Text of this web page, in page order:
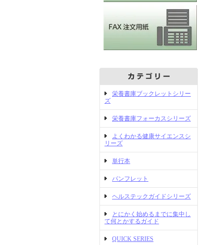
栄養書庫ブックレットシリー
ズ
栄養書庫フォーカスシリーズ
よくわかる健康サイエンスシ
リーズ
単行本
パンフレット
ヘルステックガイドシリーズ
とにかく始めるまでに集中し
て何とかするガイド
QUICK SERIES